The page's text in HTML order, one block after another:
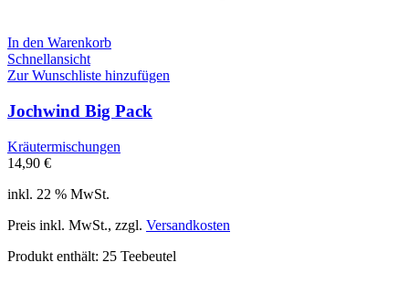
In den Warenkorb
Schnellansicht
Zur Wunschliste hinzufügen
Jochwind Big Pack
Kräutermischungen
14,90 €
inkl. 22 % MwSt.
Preis inkl. MwSt., zzgl. Versandkosten
Produkt enthält: 25 Teebeutel